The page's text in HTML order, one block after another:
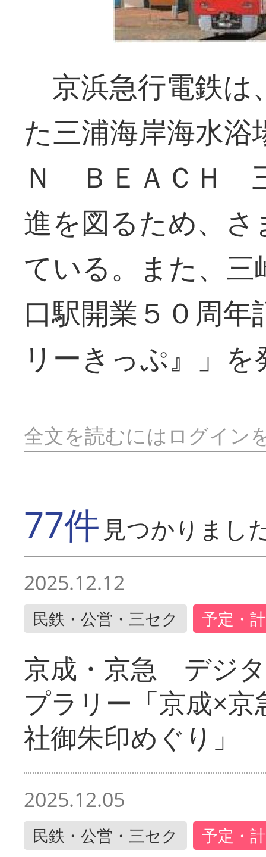
京浜急行電鉄は
た三浦海岸海水
Ｎ ＢＥＡＣＨ
進を図るため、
ている。また、
口駅開業５０周年
リーきっぷ』」
全文を読むにはログイン
77件 見つかりまし
2025.12.12
民鉄・公営・三セク 予定・
京成・京急 デジ
プラリー「京成×
社御朱印めぐり」
2025.12.05
民鉄・公営・三セク 予定・